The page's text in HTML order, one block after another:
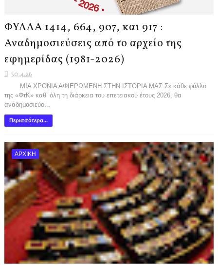
ΦΥΛΛΑ 1414, 664, 907, και 917 :
Αναδημοσιεύσεις από το αρχείο της
εφημερίδας (1981-2026)
30.4.26
ΜΙΑ ΧΡΟΝΙΑ ΑΦΙΕΡΩΜΕΝΗ ΣΤΗΝ ΙΣΤΟΡΙΑ ΜΑΣ Σε κάθε φύλλο
της «ΦτΚ» καθ’ όλη τη διάρκεια του επετειακού έτους 2026, θα
αναδημοσιεύο...
Περισσότερα...
ΑΡΧΙΚΗ